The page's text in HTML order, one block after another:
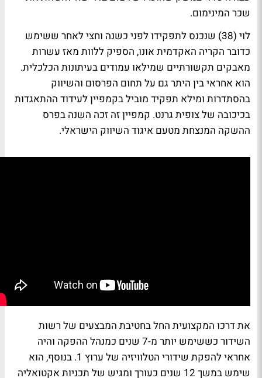
שכר המינימום.
לוי (38) שנכנס לתפקידו לפני כשנה וחצי לאחר ששימש
כדובר הקריה האקדמית אונו, הספיק ללוות מאז עשרות
מאבקים תקשורתיים שמילאו עמודים בעיתונות הכלכלית.
הוא אחראי בין היתר גם על תחום הפרסום והשיווק
בהסתדרות ומילא תפקיד מוביל בקמפיין לעידוד ההתאגדות
בכיכובה שלצופית גרנט. קמפיין זה זכה השנה בפרס
ההשקה המנצחת מטעם איגוד השיווק הישראלי.
את דרכו המקצועית החל בחטיבת המבצעים של רשות
השידור
כששימש יותר מ-7 שנים כמנהל ההפקה והיה
אחראי להפקת שידורי הטלוויזיה של ערוץ 1 . בנוסף, הוא
שימש במשך 12 שנים כעורך ומגיש של תכניות אקטואליה